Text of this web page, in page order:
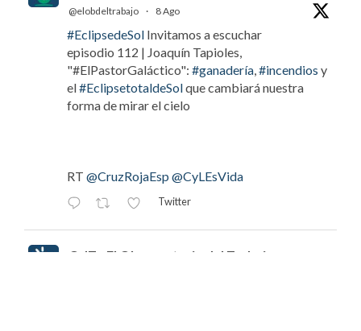
@elobdeltrabajo · 8 Ago
#EclipsedeSol Invitamos a escuchar
episodio 112 | Joaquín Tapioles,
"#ElPastorGaláctico": #ganadería #incendios y
el#EclipsetotaldeSolque cambiará nuestra
forma de mirar el cielo
RT @CruzRojaEsp @CyLEsVida
Twitter
OdT - El Observatorio del Trabajo